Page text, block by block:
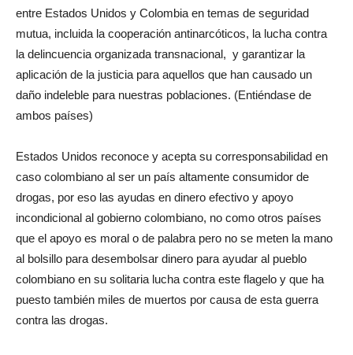
entre Estados Unidos y Colombia en temas de seguridad
mutua, incluida la cooperación antinarcóticos, la lucha contra
la delincuencia organizada transnacional, y garantizar la
aplicación de la justicia para aquellos que han causado un
daño indeleble para nuestras poblaciones. (Entiéndase de
ambos países)
Estados Unidos reconoce y acepta su corresponsabilidad en
caso colombiano al ser un país altamente consumidor de
drogas, por eso las ayudas en dinero efectivo y apoyo
incondicional al gobierno colombiano, no como otros países
que el apoyo es moral o de palabra pero no se meten la mano
al bolsillo para desembolsar dinero para ayudar al pueblo
colombiano en su solitaria lucha contra este flagelo y que ha
puesto también miles de muertos por causa de esta guerra
contra las drogas.